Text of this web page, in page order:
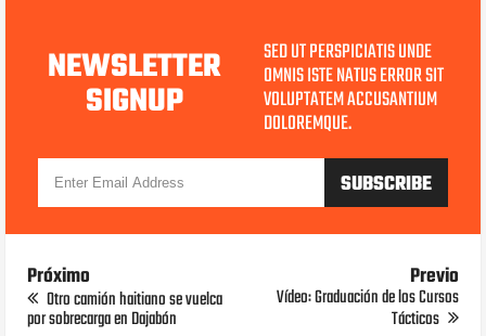
NEWSLETTER
SIGNUP
SED UT PERSPICIATIS UNDE
OMNIS ISTE NATUS ERROR SIT
VOLUPTATEM ACCUSANTIUM
DOLOREMQUE.
Próximo
Otro camión haitiano se vuelca
por sobrecarga en Dajabón
Previo
Vídeo: Graduación de los Cursos
Tácticos